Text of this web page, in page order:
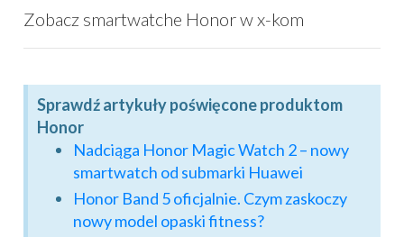
Zobacz smartwatche Honor w x-kom
Sprawdź artykuły poświęcone produktom
Honor
Nadciąga Honor Magic Watch 2 – nowy
smartwatch od submarki Huawei
Honor Band 5 oficjalnie. Czym zaskoczy
nowy model opaski fitness?